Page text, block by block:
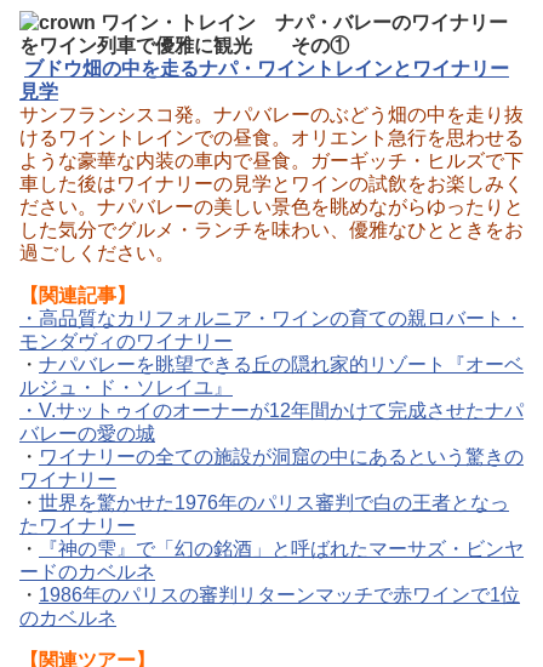
ブドウ畑の中を走るナパ・ワイントレインとワイナリー
見学
サンフランシスコ発。ナパバレーのぶどう畑の中を走り抜
けるワイントレインでの昼食。オリエント急行を思わせる
ような豪華な内装の車内で昼食。ガーギッチ・ヒルズで下
車した後はワイナリーの見学とワインの試飲をお楽しみく
ださい。ナパバレーの美しい景色を眺めながらゆったりと
した気分でグルメ・ランチを味わい、優雅なひとときをお
過ごしください。
【関連記事】
・高品質なカリフォルニア・ワインの育ての親ロバート・
モンダヴィのワイナリー
・ ナパバレーを眺望できる丘の隠れ家的リゾート『オーベ
ルジュ・ド・ソレイユ』
・V.サットゥイのオーナーが12年間かけて完成させたナパ
バレーの愛の城
・ ワイナリーの全ての施設が洞窟の中にあるという驚きの
ワイナリー
・ 世界を驚かせた1976年のパリス審判で白の王者となっ
たワイナリー
・
『神の雫』で「幻の銘酒」と呼ばれたマーサズ・ビンヤ
ードのカベルネ
・ 1986年のパリスの審判リターンマッチで赤ワインで1位
のカベルネ
【関連ツアー】